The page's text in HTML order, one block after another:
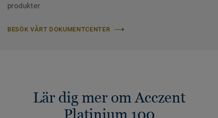
produkter
BESÖK VÅRT DOKUMENTCENTER
Lär dig mer om Acczent
Platinium 100